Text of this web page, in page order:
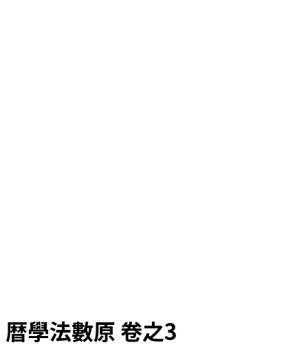
暦學法數原 卷之3